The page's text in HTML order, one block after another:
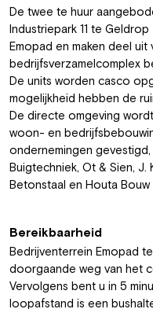
De twee te huur
Industriepark 11 te
Emopad en maken deel uit
bedrijfsverzamelcomplex
De units worden casco
mogelijkheid hebben de
De directe omgeving
woon- en
ondernemingen
Buigtechniek, Ot & Sien,
Betonstaal en Houta Bouw
Bereikbaarheid
Bedrijventerrein Emopad
doorgaande weg van het
Vervolgens bent u in 5
loopafstand is een